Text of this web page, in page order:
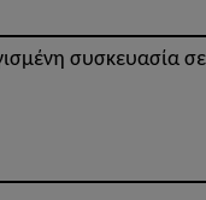
συσκευασία